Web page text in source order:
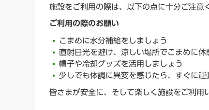
施設をご利用の際は、以下の点に十分ご注意
ご利用の際のお願い
こまめに水分補給をしましょう
直射日光を避け、涼しい場所でこまめに休
帽子や冷却グッズを活用しましょう
少しでも体調に異変を感じたら、すぐに運
皆さまが安全に、そして楽しく施設をご利用